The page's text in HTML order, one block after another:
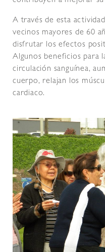
A través de esta
vecinos mayores de 60
disfrutar los efectos
Algunos beneficios para
circulación sanguínea,
cuerpo, relajan los
cardiaco.